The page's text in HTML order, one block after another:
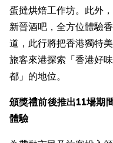
蛋撻烘焙工作坊。此外
新晉酒吧，全方位體驗
道，此行將把香港獨特
旅客來港探索「香港好
都」的地位。
頒獎禮前後推出11場期
體驗